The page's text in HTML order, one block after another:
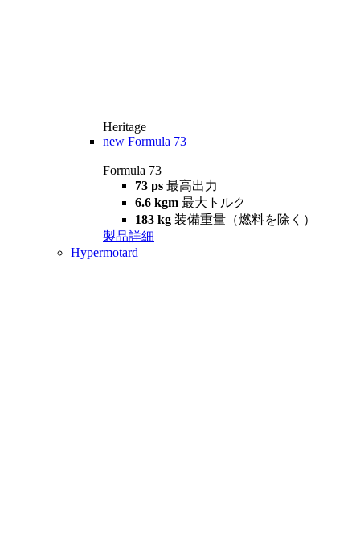
Heritage
new Formula 73
Formula 73
73 ps 最高出力
6.6 kgm 最大トルク
183 kg 装備重量（燃料を除く）
製品詳細
Hypermotard